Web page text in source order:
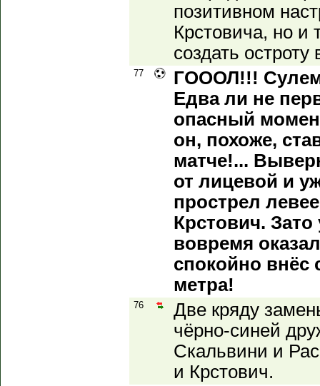
позитивном
Крстовича, но и
создать
77
ГОООЛ!!!
Едва ли не
опасный
он, похоже,
матче!...
от лицевой и
прострел
Крстович. Зато
вовремя
спокойно внёс
метра!
76
Две кряду
чёрно-синей
Скальвини и
и Крстович.